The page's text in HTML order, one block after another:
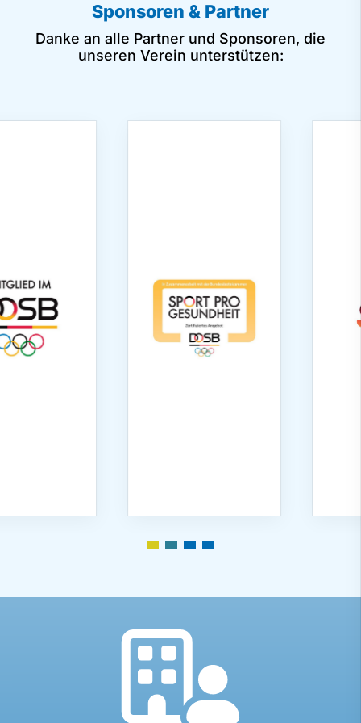
Sponsoren & Partner
Danke an alle Partner und Sponsoren, die
unseren Verein unterstützen: